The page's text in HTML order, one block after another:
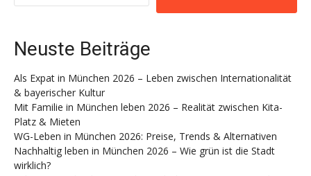
Neuste Beiträge
Als Expat in München 2026 – Leben zwischen Internationalität
& bayerischer Kultur
Mit Familie in München leben 2026 – Realität zwischen Kita-
Platz & Mieten
WG-Leben in München 2026: Preise, Trends & Alternativen
Nachhaltig leben in München 2026 – Wie grün ist die Stadt
wirklich?